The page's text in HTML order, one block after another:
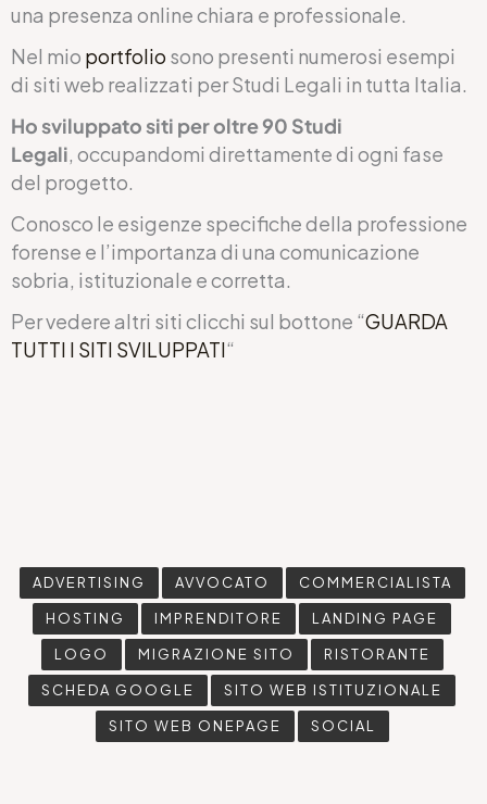
una presenza online chiara e professionale.
Nel mio portfolio sono presenti numerosi esempi
di siti web realizzati per Studi Legali in tutta Italia.
Ho sviluppato siti per oltre 90 Studi
Legali , occupandomi direttamente di ogni fase
del progetto.
Conosco le esigenze specifiche della professione
forense e l’importanza di una comunicazione
sobria, istituzionale e corretta.
Per vedere altri siti clicchi sul bottone “GUARDA
TUTTI I SITI SVILUPPATI“
ADVERTISING AVVOCATO COMMERCIALISTA
HOSTING IMPRENDITORE LANDING PAGE
LOGO MIGRAZIONE SITO RISTORANTE
SCHEDA GOOGLE SITO WEB ISTITUZIONALE
SITO WEB ONEPAGE SOCIAL